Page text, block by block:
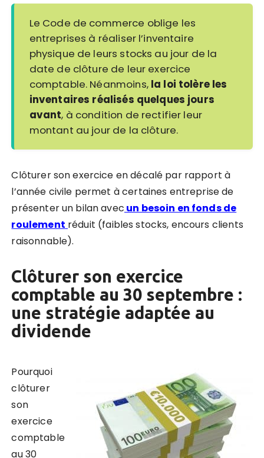
Le Code de commerce oblige les
entreprises à réaliser l’inventaire
physique de leurs stocks au jour de la
date de clôture de leur exercice
comptable. Néanmoins, la loi tolère les
inventaires réalisés quelques jours
avant, à condition de rectifier leur
montant au jour de la clôture.
Clôturer son exercice en décalé par rapport à
l’année civile permet à certaines entreprise de
présenter un bilan avec un besoin en fonds de
roulement réduit (faibles stocks, encours clients
raisonnable).
Clôturer son exercice
comptable au 30 septembre :
une stratégie adaptée au
dividende
Pourquoi
clôturer
son
exercice
comptable
au 30